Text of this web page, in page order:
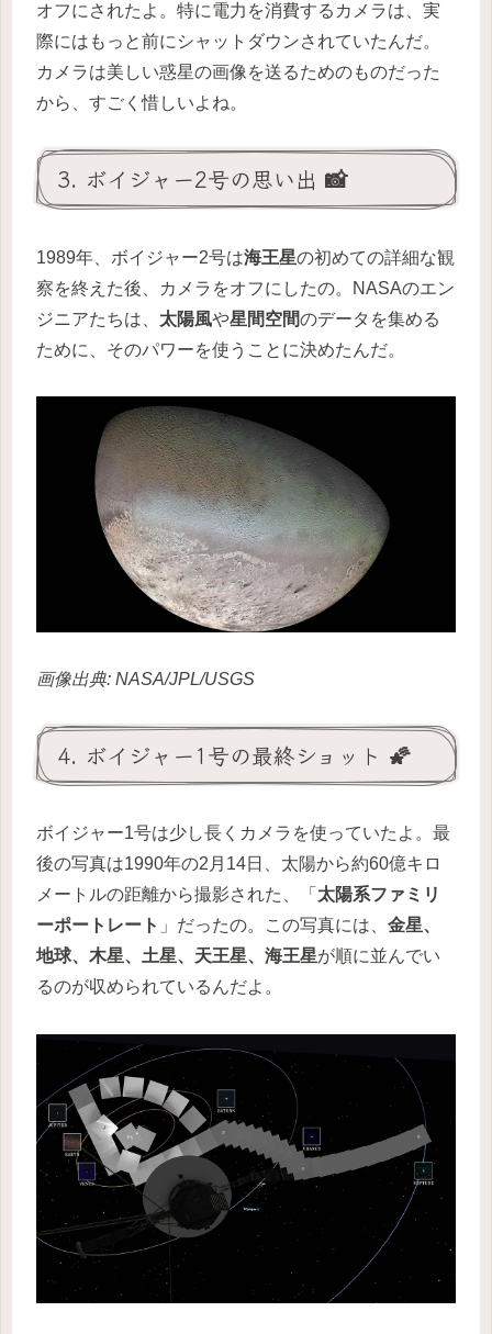
オフにされたよ。特に電力を消費するカメラは、実
際にはもっと前にシャットダウンされていたんだ。
カメラは美しい惑星の画像を送るためのものだった
から、すごく惜しいよね。
3. ボイジャー2号の思い出 📸
1989年、ボイジャー2号は海王星の初めての詳細な観
察を終えた後、カメラをオフにしたの。NASAのエン
ジニアたちは、 太陽風や星間空間のデータを集める
ために、そのパワーを使うことに決めたんだ。
画像出典: NASA/JPL/USGS
4. ボイジャー1号の最終ショット 🌠
ボイジャー1号は少し長くカメラを使っていたよ。最
後の写真は1990年の2月14日、太陽から約60億キロ
メートルの距離から撮影された、「 太陽系ファミリ
ーポートレート 」だったの。この写真には、 金星、
地球、木星、土星、天王星、海王星が順に並んでい
るのが収められているんだよ。